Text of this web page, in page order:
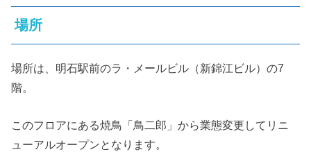
場所
場所は、明石駅前のラ・メールビル（新錦江ビル）の7
階。
このフロアにある焼鳥「鳥二郎」から業態変更してリニ
ューアルオープンとなります。